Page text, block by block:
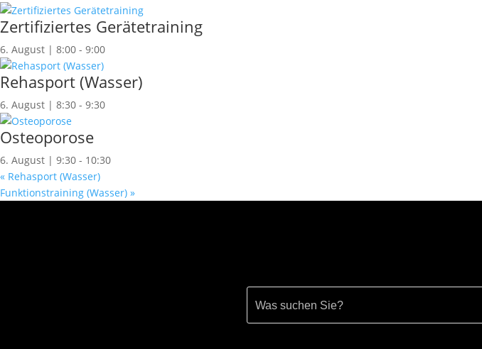
Zertifiziertes Gerätetraining
6. August | 8:00 - 9:00
Rehasport (Wasser)
6. August | 8:30 - 9:30
Osteoporose
6. August | 9:30 - 10:30
« Rehasport (Wasser)
Funktionstraining (Wasser) »